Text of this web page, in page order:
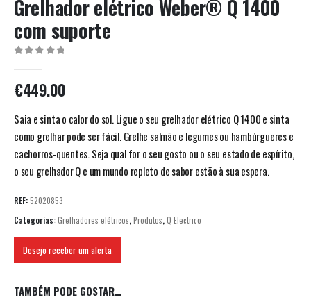
Grelhador elétrico Weber® Q 1400
com suporte
€449.00
Saia e sinta o calor do sol. Ligue o seu grelhador elétrico Q 1400 e sinta
como grelhar pode ser fácil. Grelhe salmão e legumes ou hambúrgueres e
cachorros-quentes. Seja qual for o seu gosto ou o seu estado de espírito,
o seu grelhador Q e um mundo repleto de sabor estão à sua espera.
REF:52020853
Categorias:Grelhadores elétricos,Produtos,Q Electrico
Desejo receber um alerta
TAMBÉM PODE GOSTAR…